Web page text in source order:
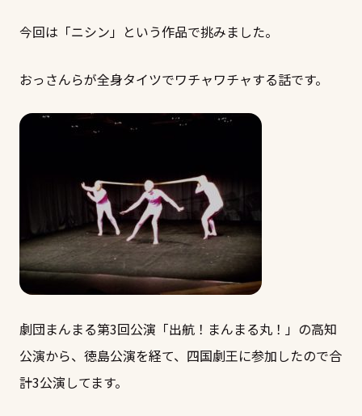
今回は「ニシン」という作品で挑みました。
おっさんらが全身タイツでワチャワチャする話です。
劇団まんまる第3回公演「出航！まんまる丸！」の高知
公演から、徳島公演を経て、四国劇王に参加したので合
計3公演してます。